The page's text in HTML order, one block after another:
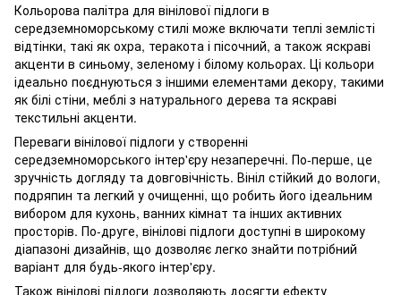
Кольорова палітра для вінілової підлоги в
середземноморському стилі може включати теплі землісті
відтінки, такі як охра, теракота і пісочний, а також яскраві
акценти в синьому, зеленому і білому кольорах. Ці кольори
ідеально поєднуються з іншими елементами декору, такими
як білі стіни, меблі з натурального дерева та яскраві
текстильні акценти.
Переваги вінілової підлоги у створенні
середземноморського інтер'єру незаперечні. По-перше, це
зручність догляду та довговічність. Вініл стійкий до вологи,
подряпин та легкий у очищенні, що робить його ідеальним
вибором для кухонь, ванних кімнат та інших активних
просторів. По-друге, вінілові підлоги доступні в широкому
діапазоні дизайнів, що дозволяє легко знайти потрібний
варіант для будь-якого інтер'єру.
Також вінілові підлоги дозволяють досягти ефекту